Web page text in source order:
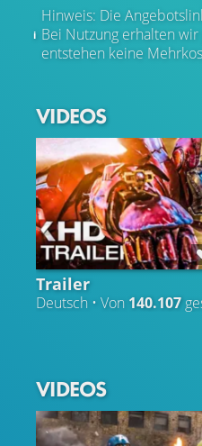
agieren.Hinweis: Die
Bei Nutzung erhalten
entstehen keine
VIDEOS
Trailer
Deutsch • Von 140.107
VIDEOS